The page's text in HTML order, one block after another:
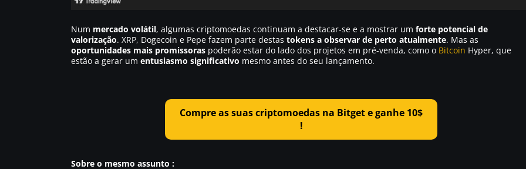
Num mercado volátil, algumas criptomoedas continuam a destacar-se e a mostrar um forte potencial de
valorização. XRP, Dogecoin e Pepe fazem parte destas tokens a observar de perto atualmente. Mas as
oportunidades mais promissoras poderão estar do lado dos projetos em pré-venda, como o Bitcoin Hyper, que
estão a gerar um entusiasmo significativo mesmo antes do seu lançamento.
Compre as suas criptomoedas na Bitget e ganhe 10$
!
Sobre o mesmo assunto :